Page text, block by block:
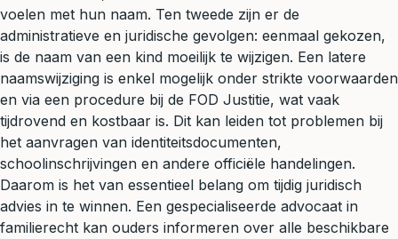
voelen met hun naam. Ten tweede zijn er de
administratieve en juridische gevolgen: eenmaal gekozen,
is de naam van een kind moeilijk te wijzigen. Een latere
naamswijziging is enkel mogelijk onder strikte voorwaarden
en via een procedure bij de FOD Justitie, wat vaak
tijdrovend en kostbaar is. Dit kan leiden tot problemen bij
het aanvragen van identiteitsdocumenten,
schoolinschrijvingen en andere officiële handelingen.
Daarom is het van essentieel belang om tijdig juridisch
advies in te winnen. Een gespecialiseerde advocaat in
familierecht kan ouders informeren over alle beschikbare